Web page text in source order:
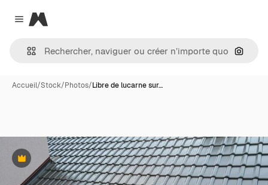
Close menu
Magnific
Accueil/Stock/Photos/Libre de lucarne sur…
Premium